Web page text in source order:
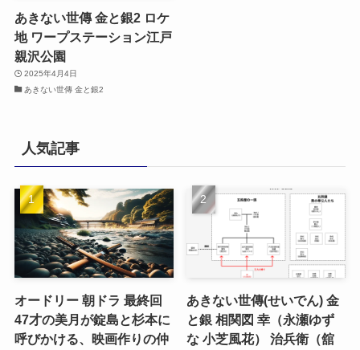
あきない世傳 金と銀2 ロケ
地 ワープステーション江戸
親沢公園
2025年4月4日
あきない世傳 金と銀2
人気記事
オードリー 朝ドラ 最終回
47才の美月が錠島と杉本に
呼びかける、映画作りの仲
あきない世傳(せいでん) 金
と銀 相関図 幸（永瀬ゆず
な 小芝風花） 治兵衛（舘